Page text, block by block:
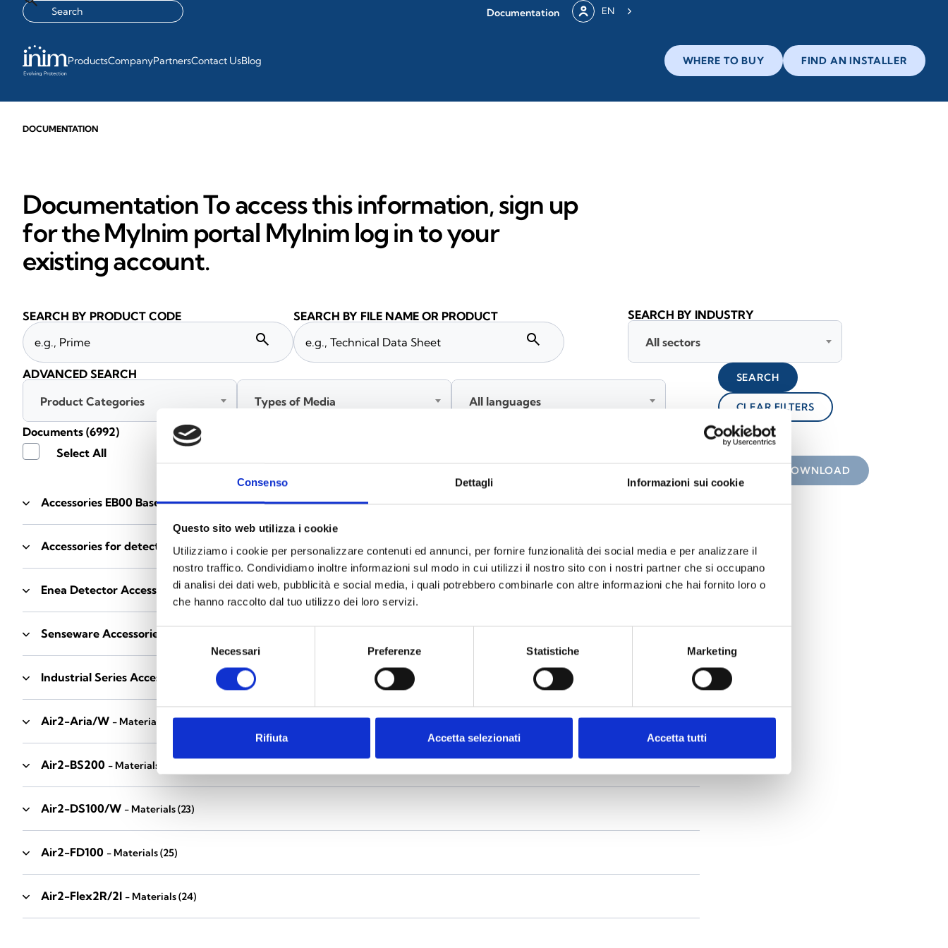
Consenso Dettagli Informazioni sui cookie
Questo sito web utilizza i cookie
Utilizziamo i cookie per personalizzare contenuti ed annunci, per fornire funzionalità dei social media e per analizzare il
nostro traffico. Condividiamo inoltre informazioni sul modo in cui utilizzi il nostro sito con i nostri partner che si occupano
di analisi dei dati web, pubblicità e social media, i quali potrebbero combinarle con altre informazioni che hai fornito loro o
che hanno raccolto dal tuo utilizzo dei loro servizi.
Selezione
Necessari Preferenze Statistiche Marketing
Rifiuta Accetta selezionati Accetta tutti
Documentation EN
ProductsCompanyPartnersContact UsBlog WHERE TO BUY FIND AN INSTALLER
DOCUMENTATION
Documentation To access this information, sign up
for the MyInim portal MyInim log in to your
existing account.
Accessories EB00 Bases - Materials(47)
Accessories for detector testing - Materials (6)
Enea Detector Accessories - Materials(35)
Senseware Accessories
Industrial Series Accessories - Materials (17)
Air2-Aria/W - Materials (23)
Air2-BS200 - Materials
Air2-DS100/W - Materials(23)
Air2-FD100 - Materials(25)
Air2-Flex2R/2I - Materials(24)
Documents (6992)
Select All
DOWNLOAD
SEARCH BY PRODUCT CODE
search
SEARCH BY FILE NAME OR PRODUCT
search
SEARCH BY INDUSTRY
All sectors
ADVANCED SEARCH
Product Categories
Types of Media All languages
SEARCH
CLEAR FILTERS